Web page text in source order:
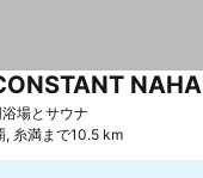
場とサウナ
NAHA
, 糸満まで10.5 km